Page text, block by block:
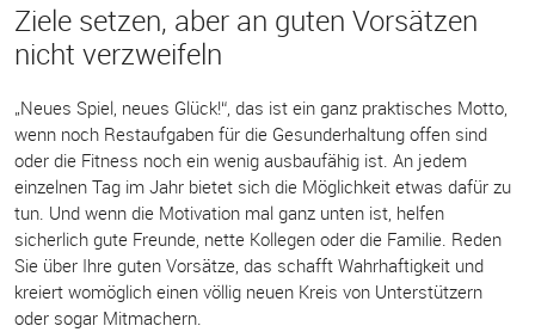
Ziele setzen, aber an guten Vorsätzen
nicht verzweifeln
„Neues Spiel, neues Glück!“, das ist ein ganz praktisches Motto,
wenn noch Restaufgaben für die Gesunderhaltung offen sind
oder die Fitness noch ein wenig ausbaufähig ist. An jedem
einzelnen Tag im Jahr bietet sich die Möglichkeit etwas dafür zu
tun. Und wenn die Motivation mal ganz unten ist, helfen
sicherlich gute Freunde, nette Kollegen oder die Familie. Reden
Sie über Ihre guten Vorsätze, das schafft Wahrhaftigkeit und
kreiert womöglich einen völlig neuen Kreis von Unterstützern
oder sogar Mitmachern.